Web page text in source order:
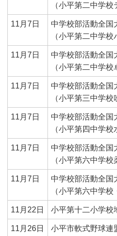
（小平第二中学校
11月7日
中学校部活動全国
（小平第二中学校
11月7日
中学校部活動全国
（小平第二中学校
11月7日
中学校部活動全国
（小平第三中学校
11月7日
中学校部活動全国
（小平第四中学校
11月7日
中学校部活動全国
（小平第六中学校
11月7日
中学校部活動全国
（小平第六中学
11月22日 小平第十二小学校
11月26日 小平市軟式野球連